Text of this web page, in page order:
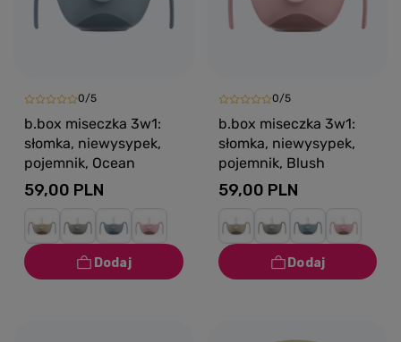
0/5
b.box miseczka 3w1:
słomka, niewysypek,
pojemnik, Ocean
59,00 PLN
0/5
b.box miseczka 3w1:
słomka, niewysypek,
pojemnik, Blush
59,00 PLN